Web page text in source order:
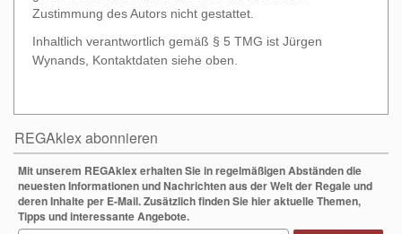
Zustimmung des Autors nicht gestattet.
Inhaltlich verantwortlich gemäß § 5 TMG ist Jürgen
Wynands, Kontaktdaten siehe oben.
REGAklex abonnieren
Mit unserem REGAklex erhalten Sie in regelmäßigen Abständen die
neuesten Informationen und Nachrichten aus der Welt der Regale und
deren Inhalte per E-Mail. Zusätzlich finden Sie hier aktuelle Themen,
Tipps und interessante Angebote.